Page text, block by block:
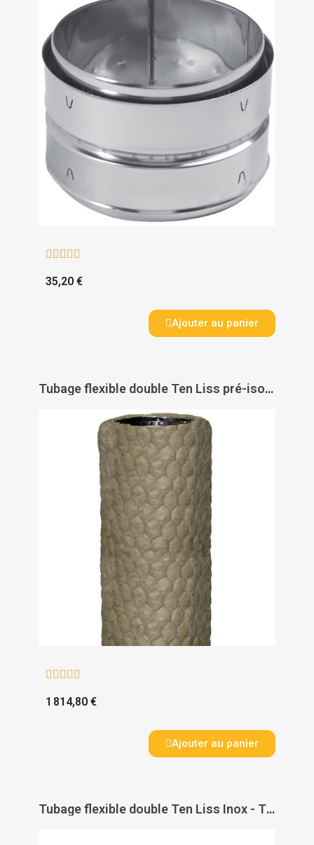
    
35,20 €
Ajouter au panier
Tubage flexible double Ten Liss pré-isolé - TEN
    
1 814,80 €
Ajouter au panier
Tubage flexible double Ten Liss Inox - TEN